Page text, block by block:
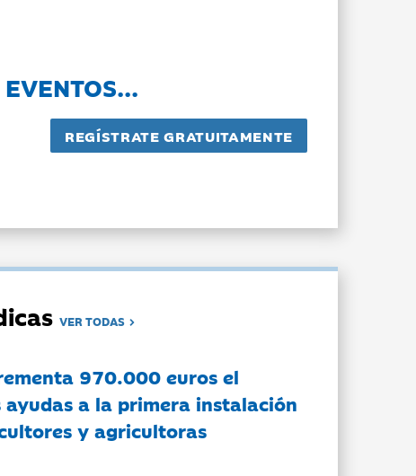
VER TODAS
970.000 euros el
a la primera instalación
y agricultoras